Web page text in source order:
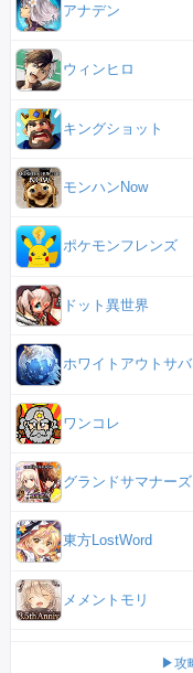
アナデン
ウィンヒロ
キングショット
モンハンNow
ポケモンフレンズ
ドット異世界
ホワイトアウトサ
ワンコレ
グランドサマナーズ
東方LostWord
メメントモリ
▶攻